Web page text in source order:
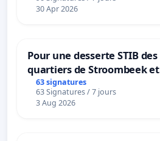
30 Apr 2026
Pour une desserte STIB des
quartiers de Stroombeek et
Beauval - Voor een MIVB-
bediening van de wijken
Strombeek en Het Voor
63 signatures
63 Signatures / 7 jours
3 Aug 2026